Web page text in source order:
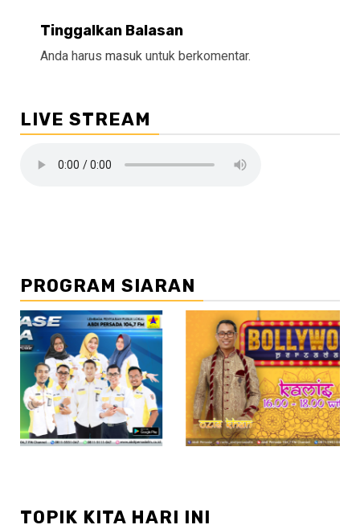
Tinggalkan Balasan
Anda harus masuk untuk berkomentar.
LIVE STREAM
PROGRAM SIARAN
//2
TOPIK KITA HARI INI